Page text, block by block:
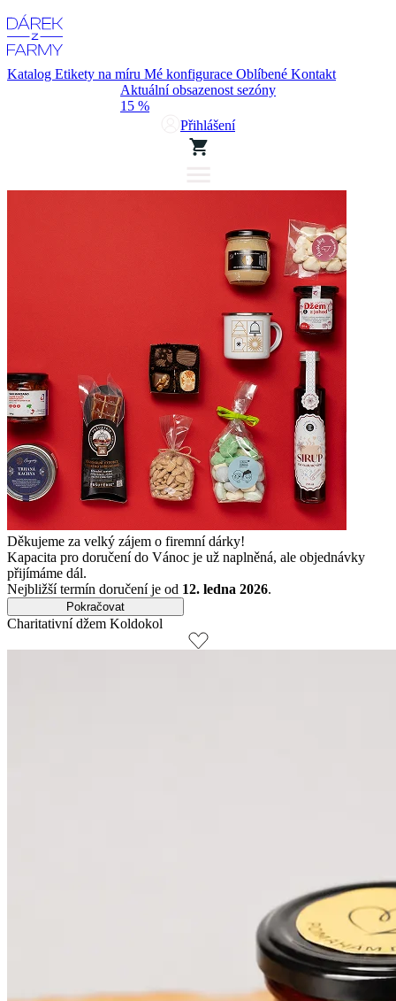
Katalog Etikety na míru Mé konfigurace Oblíbené Kontakt
Aktuální obsazenost sezóny
15 %
Přihlášení
Děkujeme za velký zájem o firemní dárky!
Kapacita pro doručení do Vánoc je už naplněná, ale objednávky
přijímáme dál.
Nejbližší termín doručení je od 12. ledna 2026.
Pokračovat
Charitativní džem Koldokol